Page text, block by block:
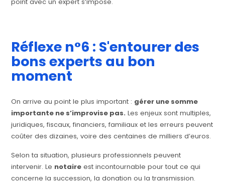
Réflexe n°6 : S'entourer des
bons experts au bon
moment
On arrive au point le plus important : gérer une somme
importante ne s’improvise pas. Les enjeux sont multiples,
juridiques, fiscaux, financiers, familiaux et les erreurs peuvent
coûter des dizaines, voire des centaines de milliers d’euros.
Selon ta situation, plusieurs professionnels peuvent
intervenir. Le notaire est incontournable pour tout ce qui
concerne la succession, la donation ou la transmission.